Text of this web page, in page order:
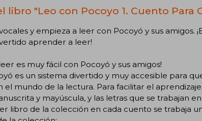
libro "Leo con Pocoyo 1. Cuento Para
y empieza a leer con Pocoyó y sus amigos.
aprender a leer!
es muy fácil con Pocoyó y sus amigos!
es un sistema divertido y muy accesible para
el mundo de la lectura. Para facilitar el
y mayúscula, y las letras que se trabajan
libro de la colección en cada cuento se trabaja